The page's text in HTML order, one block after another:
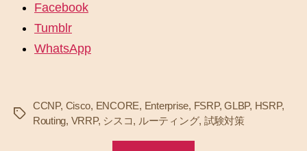
Facebook
Tumblr
WhatsApp
タ
CCNP, Cisco, ENCORE, Enterprise, FSRP,GLBP, HSRP,
Routing, VRRP, シスコ, ルーティング, 試験対策